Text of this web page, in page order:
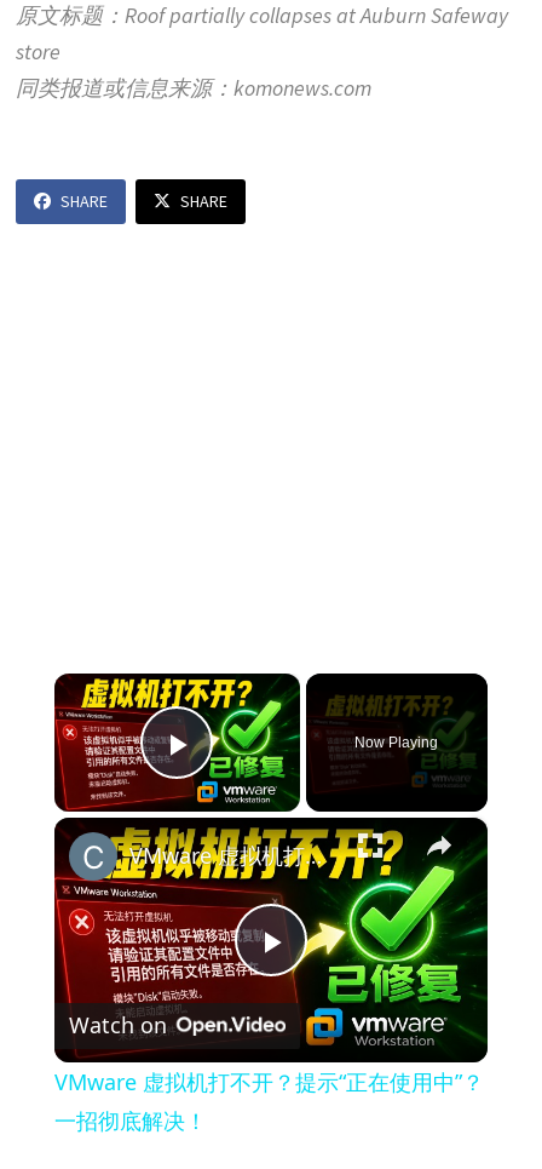
原文标题：Roof partially collapses at Auburn Safeway
store
同类报道或信息来源：komonews.com
SHARE SHARE
×
Play Video
Now Playing
×
Play
Video
VMware 虚拟机打不开？提示“正在使用中”？一招彻底解决！
Watch on
VMware 虚拟机打不开？提示“正在使用中”？
一招彻底解决！